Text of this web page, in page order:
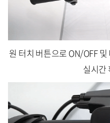
원 터치 버튼으로 ON/OFF
실시간